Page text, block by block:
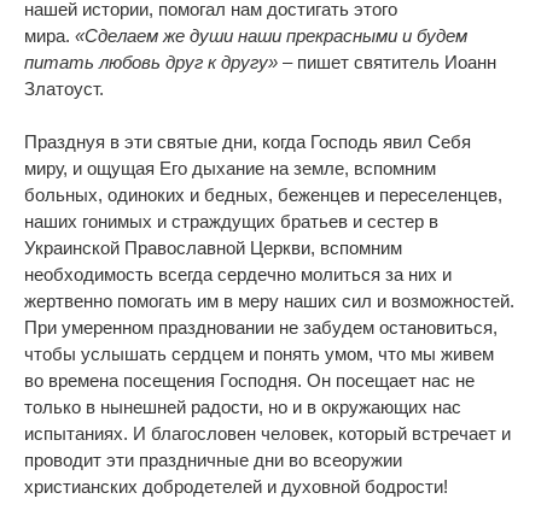
нашей истории, помогал нам достигать этого
мира. «Сделаем же души наши прекрасными и будем
питать любовь друг к другу» – пишет святитель Иоанн
Златоуст.
Празднуя в эти святые дни, когда Господь явил Себя
миру, и ощущая Его дыхание на земле, вспомним
больных, одиноких и бедных, беженцев и переселенцев,
наших гонимых и страждущих братьев и сестер в
Украинской Православной Церкви, вспомним
необходимость всегда сердечно молиться за них и
жертвенно помогать им в меру наших сил и возможностей.
При умеренном праздновании не забудем остановиться,
чтобы услышать сердцем и понять умом, что мы живем
во времена посещения Господня. Он посещает нас не
только в нынешней радости, но и в окружающих нас
испытаниях. И благословен человек, который встречает и
проводит эти праздничные дни во всеоружии
христианских добродетелей и духовной бодрости!